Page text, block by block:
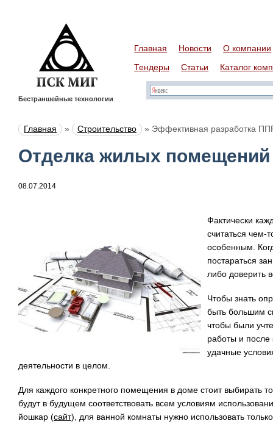
Бестраншейные технологии
Главная Новости
О компании
Тендеры
Статьи Каталог
Главная » Строительство » Эффективная разработка
Отделка жилых помещений
08.07.2014
Фактически
считаться чем-
особенным.
постараться
либо доверить
Чтобы знать
быть большим
чтобы были
работы и после
удачные
деятельности в целом.
Для каждого конкретного помещения в доме стоит выбирать
будут в будущем соответствовать всем условиям
йошкар (сайт), для ванной комнаты нужно использовать